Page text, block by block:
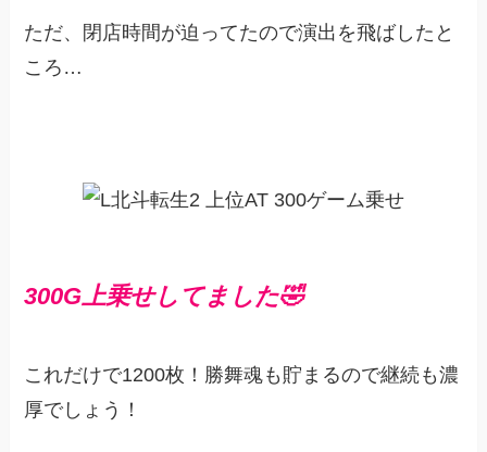
ただ、閉店時間が迫ってたので演出を飛ばしたと
ころ…
300G上乗せしてました🤣
これだけで1200枚！勝舞魂も貯まるので継続も濃
厚でしょう！